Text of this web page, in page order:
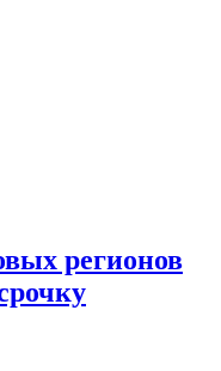
регионов